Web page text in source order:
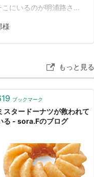
にいるのが明浦路さん
様
もっと見る
ブックマーク
スタードーナツが救われて
る - sora.Fのブログ